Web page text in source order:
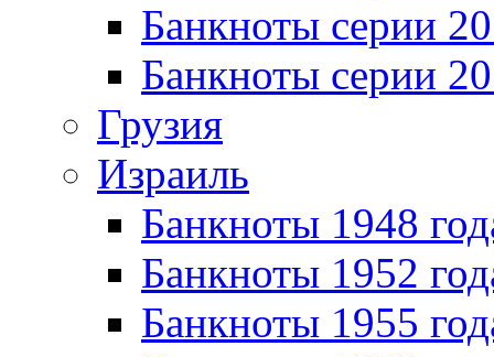
Банкноты серии
Банкноты серии
Грузия
Израиль
Банкноты 1948
Банкноты 1952
Банкноты 1955